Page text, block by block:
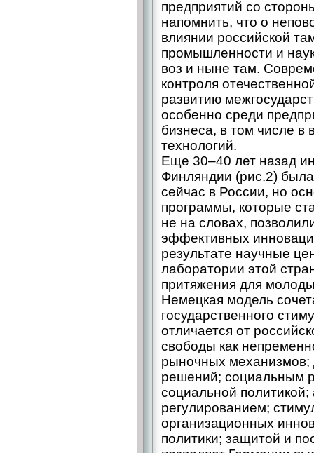
предприятий со
напомнить, что о
влиянии российской
промышленности и
воз и ныне там.
контроля
развитию
особенно среди
бизнеса, в том числе в
технологий.
Еще 30–40 лет назад
Финляндии (рис.2)
сейчас в России, но
программы, которые
не на словах,
эффективных
результате научные
лаборатории этой
притяжения для
Немецкая модель
государственного
отличается от
свободы как
рыночных
решений; социальным
социальной политикой;
регулированием;
организационных
политики; защитой и